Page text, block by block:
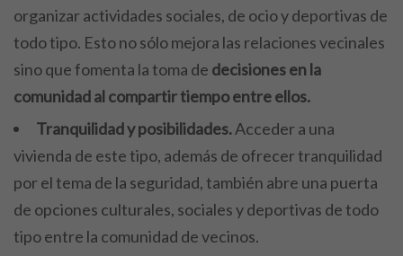
organizar actividades sociales, de ocio y deportivas de
todo tipo. Esto no sólo mejora las relaciones vecinales
sino que fomenta la toma de decisiones en la
comunidad al compartir tiempo entre ellos.
Tranquilidad y posibilidades.Acceder a una
vivienda de este tipo, además de ofrecer tranquilidad
por el tema de la seguridad, también abre una puerta
de opciones culturales, sociales y deportivas de todo
tipo entre la comunidad de vecinos.